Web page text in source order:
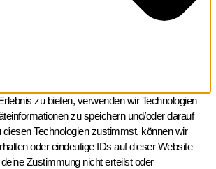
zu bieten, verwenden wir Technologien
zu speichern und/oder darauf
Technologien zustimmst, können wir
oder eindeutige IDs auf dieser Website
Zustimmung nicht erteilst oder